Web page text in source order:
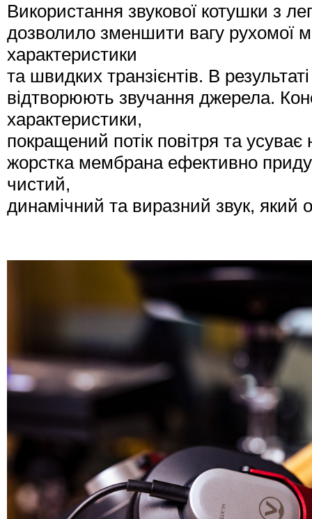
Використання звукової котушки з
дозволило зменшити вагу рухомої
характеристики
та швидких транзієнтів. В
відтворюють звучання джерела.
характеристики,
покращений потік повітря та
жорстка мембрана ефективно
чистий,
динамічний та виразний звук, який